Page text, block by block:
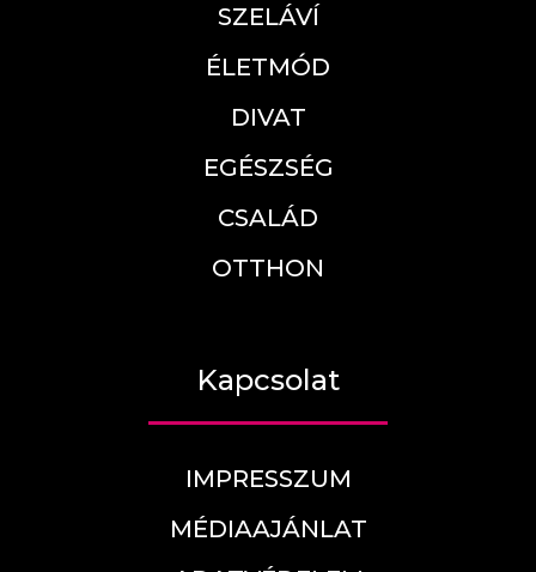
SZELÁVÍ
ÉLETMÓD
DIVAT
EGÉSZSÉG
CSALÁD
OTTHON
Kapcsolat
IMPRESSZUM
MÉDIAAJÁNLAT